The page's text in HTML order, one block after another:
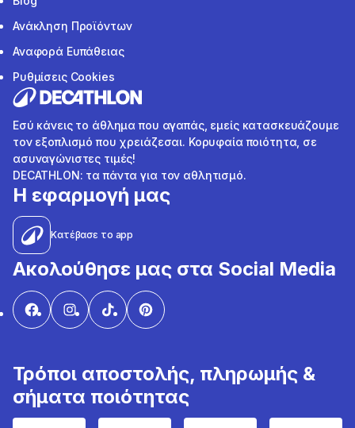
Ανάκληση Προϊόντων
Αναφορά Ευπάθειας
Ρυθμίσεις Cookies
Εσύ κάνεις το άθλημα που αγαπάς, εμείς κατασκευάζουμε
τον εξοπλισμό που χρειάζεσαι. Κορυφαία ποιότητα, σε
ασυναγώνιστες τιμές!
DECATHLON: τα πάντα για τον αθλητισμό.
Η εφαρμογή μας
Κατέβασε το app
Ακολούθησε μας στα Social Media
Τρόποι αποστολής, πληρωμής &
σήματα ποιότητας